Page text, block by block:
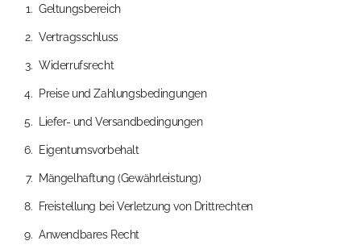
Geltungsbereich
Vertragsschluss
Widerrufsrecht
Preise und Zahlungsbedingungen
Liefer- und Versandbedingungen
Eigentumsvorbehalt
Mängelhaftung (Gewährleistung)
Freistellung bei Verletzung von Drittrechten
Anwendbares Recht